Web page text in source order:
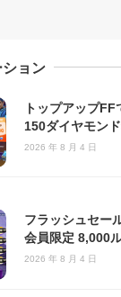
ョン
トップアップ
150ダイヤモン
2026 年 8 月 4 日
フラッシュセー
会員限定 8,000
2026 年 8 月 4 日